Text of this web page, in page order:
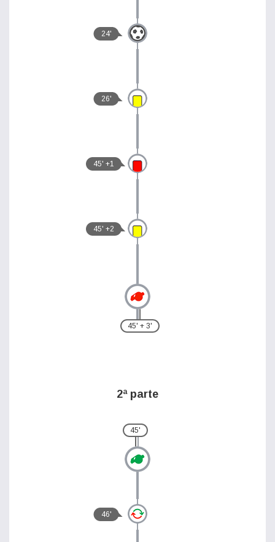
24'
26'
45' +1
45' +2
45' + 3'
2ª parte
45'
46'